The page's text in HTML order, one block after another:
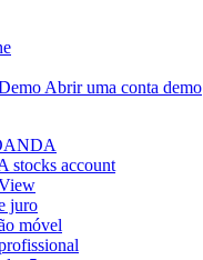
Abrir uma conta demo
stocks account
juro
móvel